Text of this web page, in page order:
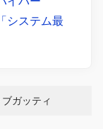
システム最
ガッティ